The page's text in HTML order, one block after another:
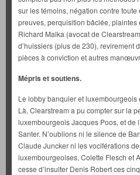
sur les témoins, négation contre toute
preuves, perquisition bâclée,
Richard Malka (avocat de
d’huissiers (plus de 230), revirement
pièces à conviction et autres
Mépris et soutiens.
Le lobby banquier et luxembourgeois
Là, Clearstream a pu compter sur la
luxembourgeois Jacques Poos, et de
Santer. N’oublions ni le silence de
Claude Juncker ni les vociférations
luxembourgeoises, Colette Flesch et
cesse d’insulter Denis Robert ces